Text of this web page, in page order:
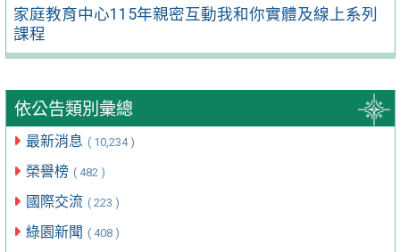
家庭教育中心115年親密互動我和你實體及線上系列
課程
依公告類別彙總
最新消息 ( 10,234 )
榮譽榜 ( 482 )
國際交流 ( 223 )
綠園新聞 ( 408 )